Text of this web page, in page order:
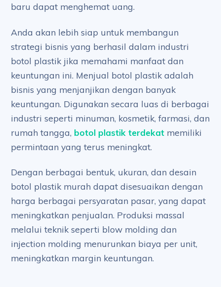
baru dapat menghemat uang.
Anda akan lebih siap untuk membangun
strategi bisnis yang berhasil dalam industri
botol plastik jika memahami manfaat dan
keuntungan ini. Menjual botol plastik adalah
bisnis yang menjanjikan dengan banyak
keuntungan. Digunakan secara luas di berbagai
industri seperti minuman, kosmetik, farmasi, dan
rumah tangga, botol plastik terdekat memiliki
permintaan yang terus meningkat.
Dengan berbagai bentuk, ukuran, dan desain
botol plastik murah dapat disesuaikan dengan
harga berbagai persyaratan pasar, yang dapat
meningkatkan penjualan. Produksi massal
melalui teknik seperti blow molding dan
injection molding menurunkan biaya per unit,
meningkatkan margin keuntungan.